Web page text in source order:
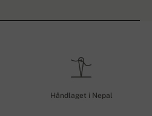
Håndlaget i Nepal